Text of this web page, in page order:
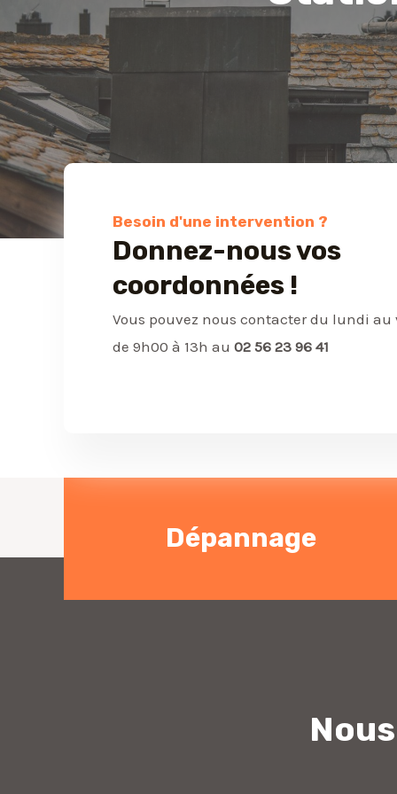
Besoin d'une intervention ?
Donnez-nous vos
coordonnées !
Vous pouvez nous contacter du lundi au
de 9h00 à 13h au 02 56 23 96 41
Dépannage